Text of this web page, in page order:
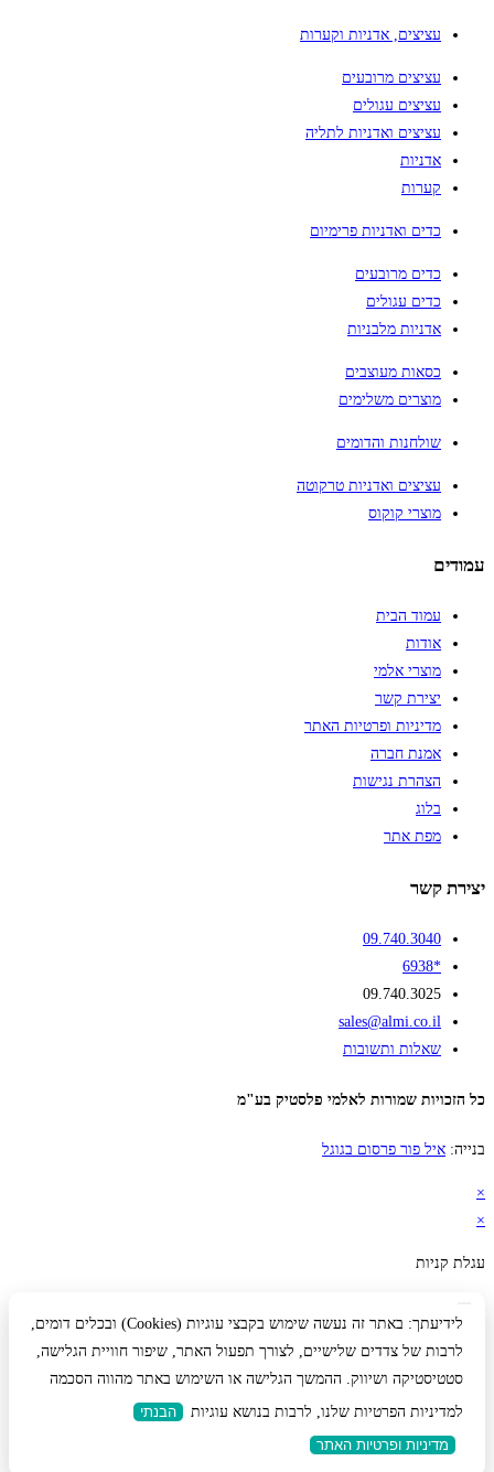
עציצים, אדניות וקערות
עציצים מרובעים
עציצים עגולים
עציצים ואדניות לתליה
אדניות
קערות
כדים ואדניות פרימיום
כדים מרובעים
כדים עגולים
אדניות מלבניות
כסאות מעוצבים
מוצרים משלימים
שולחנות והדומים
עציצים ואדניות טרקוטה
מוצרי קוקוס
עמודים
עמוד הבית
אודות
מוצרי אלמי
יצירת קשר
מדיניות ופרטיות האתר
אמנת חברה
הצהרת נגישות
בלוג
מפת אתר
יצירת קשר
09.740.3040
*6938
09.740.3025
sales@almi.co.il
שאלות ותשובות
כל הזכויות שמורות לאלמי פלסטיק בע"מ
בנייה: איל פור פרסום בגוגל
×
×
עגלת קניות
לידיעתך: באתר זה נעשה שימוש בקבצי עוגיות (Cookies) ובכלים דומים,
לרבות של צדדים שלישיים, לצורך תפעול האתר, שיפור חוויית הגלישה,
סטטיסטיקה ושיווק. ההמשך הגלישה או השימוש באתר מהווה הסכמה
למדיניות הפרטיות שלנו, לרבות בנושא עוגיות
הבנתי
מדיניות ופרטיות האתר